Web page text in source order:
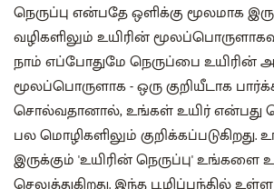
நெருப்பு என்பதே ஒளிக்கு மூலமாக
வழிகளிலும் உயிரின்
நாம் எப்போதுமே நெருப்பை உயிரின்
மூலப்பொருளாக - ஒரு குறியீடாக
சொல்வதானால், உங்கள் உயிர் என்பது
பல மொழிகளிலும் குறிக்கப்படுகிறது.
இருக்கும் 'உயிரின் நெருப்பு' உங்களை